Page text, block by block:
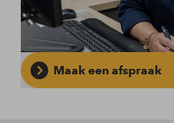
Maak een afspraak